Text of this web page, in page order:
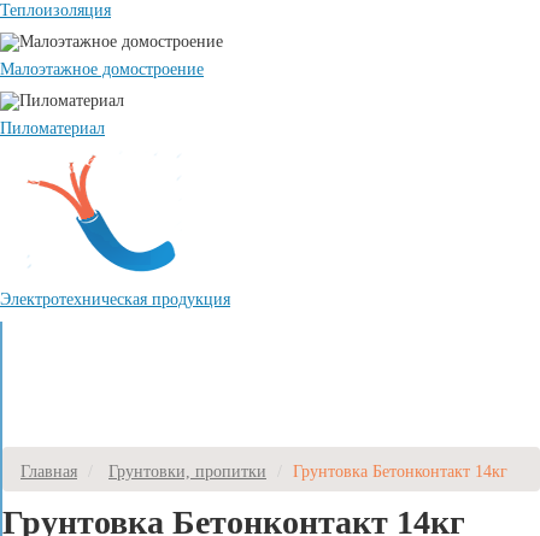
Теплоизоляция
Малоэтажное домостроение
Пиломатериал
Электротехническая продукция
Главная Грунтовки, пропитки Грунтовка Бетонконтакт 14кг
Грунтовка Бетонконтакт 14кг